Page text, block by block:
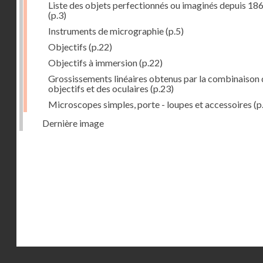
Liste des objets perfectionnés ou imaginés depuis
(p.3)
Instruments de micrographie(p.5)
Objectifs (p.22)
Objectifs à immersion(p.22)
Grossissements linéaires obtenus par la combinaison
objectifs et des oculaires (p.23)
Microscopes simples, porte - loupes et accessoires
Dernière image